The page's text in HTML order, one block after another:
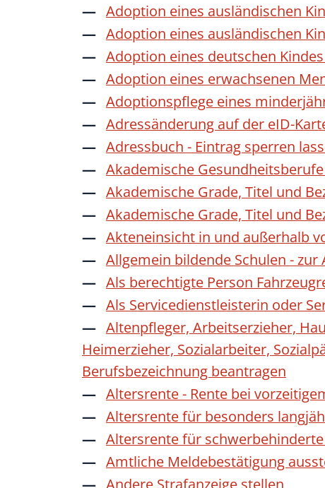
Adoption eines ausländischen
Adoption eines ausländischen
Adoption eines deutschen
Adoption eines erwachsenen
Adoptionspflege eines
Adressänderung auf der eID-
Adressbuch - Eintrag sperren
Akademische
Akademische Grade, Titel und
Akademische Grade, Titel und
Akteneinsicht in und außerhalb
Allgemein bildende Schulen -
Als berechtigte Person
Als Servicedienstleisterin oder
Altenpfleger, Arbeitserzieher,
Heimerzieher, Sozialarbeiter,
Berufsbezeichnung beantragen
Altersrente - Rente bei
Altersrente für besonders
Altersrente für
Amtliche Meldebestätigung
Andere Strafanzeige stellen